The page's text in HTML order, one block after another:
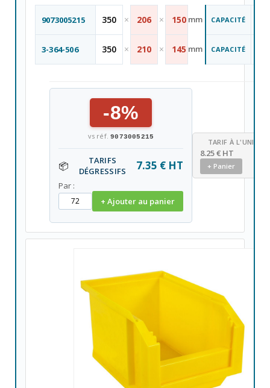
9073005215 350 × 206 × 150 mm CAPACITÉ
3-364-506 350 × 210 × 145 mm CAPACITÉ
-8%
vs réf.9073005215
📦
TARIFS
DÉGRESSIFS
7.35 € HT
Par :
+ Ajouter au panier
TARIF À L'UNITÉ
8.25 € HT
+ Panier